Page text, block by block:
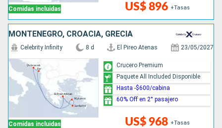
Comidas incluidas US$ 896 +Tasas
MONTENEGRO, CROACIA, GRECIA
Comidas incluidas
Celebrity Infinity 8 d El Pireo Atenas 23/05/2027
US$ 968 +Tasas
Crucero Premium
Paquete All Included Disponible
Hasta -$600/cabina
60% Off en 2° pasajero